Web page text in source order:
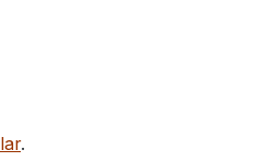
.